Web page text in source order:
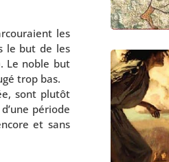
les
le but de les
Le noble but
trop bas.
sont plu­tôt
période
et sans